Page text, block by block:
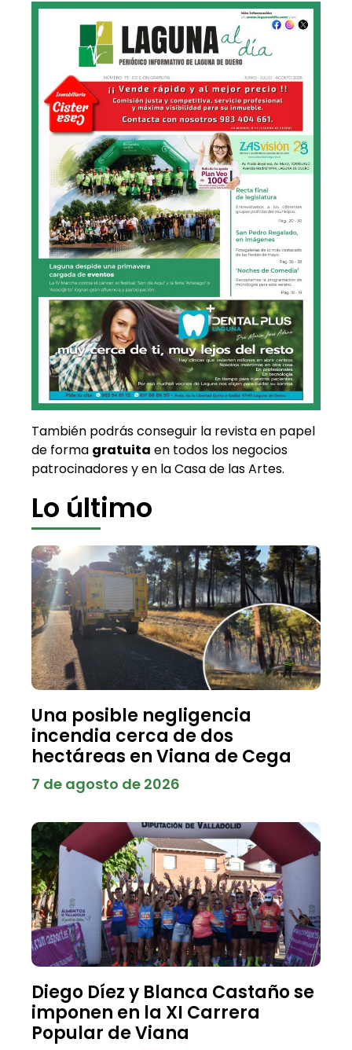
También podrás conseguir la revista en papel
de forma gratuita en todos los negocios
patrocinadores y en la Casa de las Artes.
Lo último
Una posible negligencia
incendia cerca de dos
hectáreas en Viana de Cega
7 de agosto de 2026
Diego Díez y Blanca Castaño se
imponen en la XI Carrera
Popular de Viana